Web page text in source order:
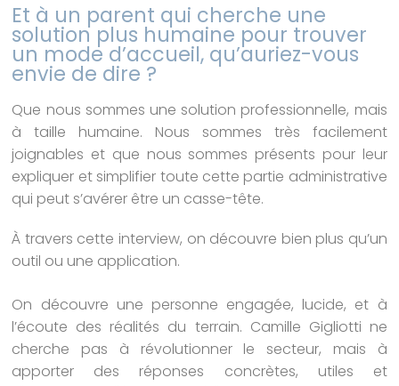
Et à un parent qui cherche une
solution plus humaine pour trouver
un mode d’accueil, qu’auriez-vous
envie de dire ?
Que nous sommes une solution professionnelle, mais
à taille humaine. Nous sommes très facilement
joignables et que nous sommes présents pour leur
expliquer et simplifier toute cette partie administrative
qui peut s’avérer être un casse-tête.
À travers cette interview, on découvre bien plus qu’un
outil ou une application.
On découvre une personne engagée, lucide, et à
l’écoute des réalités du terrain. Camille Gigliotti ne
cherche pas à révolutionner le secteur, mais à
apporter des réponses concrètes, utiles et